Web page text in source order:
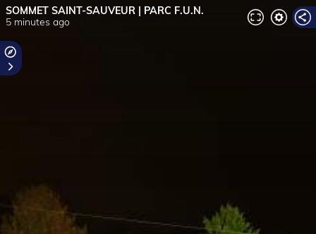
SOMMET SAINT-SAUVEUR | PARC F.U.N.
5 minutes ago